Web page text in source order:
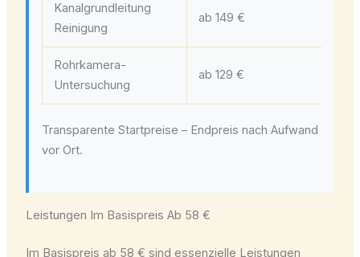
Kanalgrundleitung
Reinigung
ab 149 €
Rohrkamera-
Untersuchung
ab 129 €
Transparente Startpreise – Endpreis nach Aufwand
vor Ort.
Leistungen Im Basispreis Ab 58 €
Im Basispreis ab 58 € sind essenzielle Leistungen